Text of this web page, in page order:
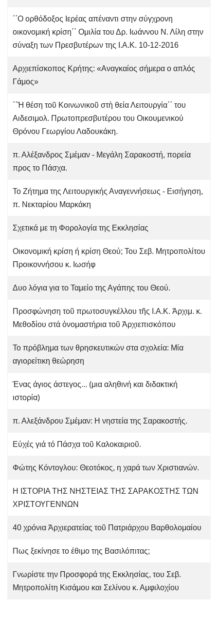
΄΄Ο ορθόδοξος Ιερέας απέναντι στην σύγχρονη
οικονομική κρίση΄΄ Ομιλία του Δρ. Ιωάννου Ν. Λίλη στην
σύναξη των Πρεσβυτέρων της Ι.Α.Κ. 10-12-2016
Αρχιεπίσκοπος Κρήτης: «Αναγκαίος σήμερα ο απλός
Γάμος»
΄΄Ἡ θέση τοῦ Κοινωνικοῦ στὴ θεία Λειτουργία΄΄ του
Αιδεσιμολ. Πρωτοπρεσβυτέρου του Οικουμενικού
Θρόνου Γεωργίου Λαδουκάκη.
π. Αλέξανδρος Σμέμαν - Μεγάλη Σαρακοστή, πορεία
προς το Πάσχα.
Το Ζήτημα της Λειτουργικής Αναγεννήσεως - Εισήγηση,
π. Νεκταρίου Μαρκάκη
Σχετικά με τη Φορολογία της Εκκλησίας
Οικονομική κρίση ή κρίση Θεού; Του Σεβ. Μητροπολίτου
Προικοννήσου κ. Ιωσήφ
Δυο λόγια για το Ταμείο της Αγάπης του Θεού.
Προσφώνηση τοῦ πρωτοσυγκέλλου τῆς Ι.Α.Κ. Ἀρχιμ. κ.
Μεθοδίου στά ὀνομαστήρια τοῦ Ἀρχιεπισκόπου
Το πρόβλημα των θρησκευτικών στα σχολεία: Μία
αγιορείτικη θεώρηση
Ένας άγιος άστεγος... (μια αληθινή και διδακτική
ιστορία)
π. Αλεξάνδρου Σμέμαν: Η νηστεία της Σαρακοστής.
Εὐχές γιά τό Πάσχα τοῦ Καλοκαιριοῦ.
Φώτης Κόντογλου: Θεοτόκος, η χαρά των Χριστιανών.
H ΙΣΤΟΡΙΑ ΤΗΣ ΝΗΣΤΕΙΑΣ ΤΗΣ ΣΑΡΑΚΟΣΤΗΣ ΤΩΝ
ΧΡΙΣΤΟΥΓΕΝΝΩΝ
40 χρόνια Ἀρχιερατείας τοῦ Πατριάρχου Βαρθολομαίου
Πως ξεκίνησε το έθιμο της Βασιλόπιτας;
Γνωρίστε την Προσφορά της Εκκλησίας, του Σεβ.
Μητροπολίτη Κισάμου και Σελίνου κ. Αμφιλοχίου